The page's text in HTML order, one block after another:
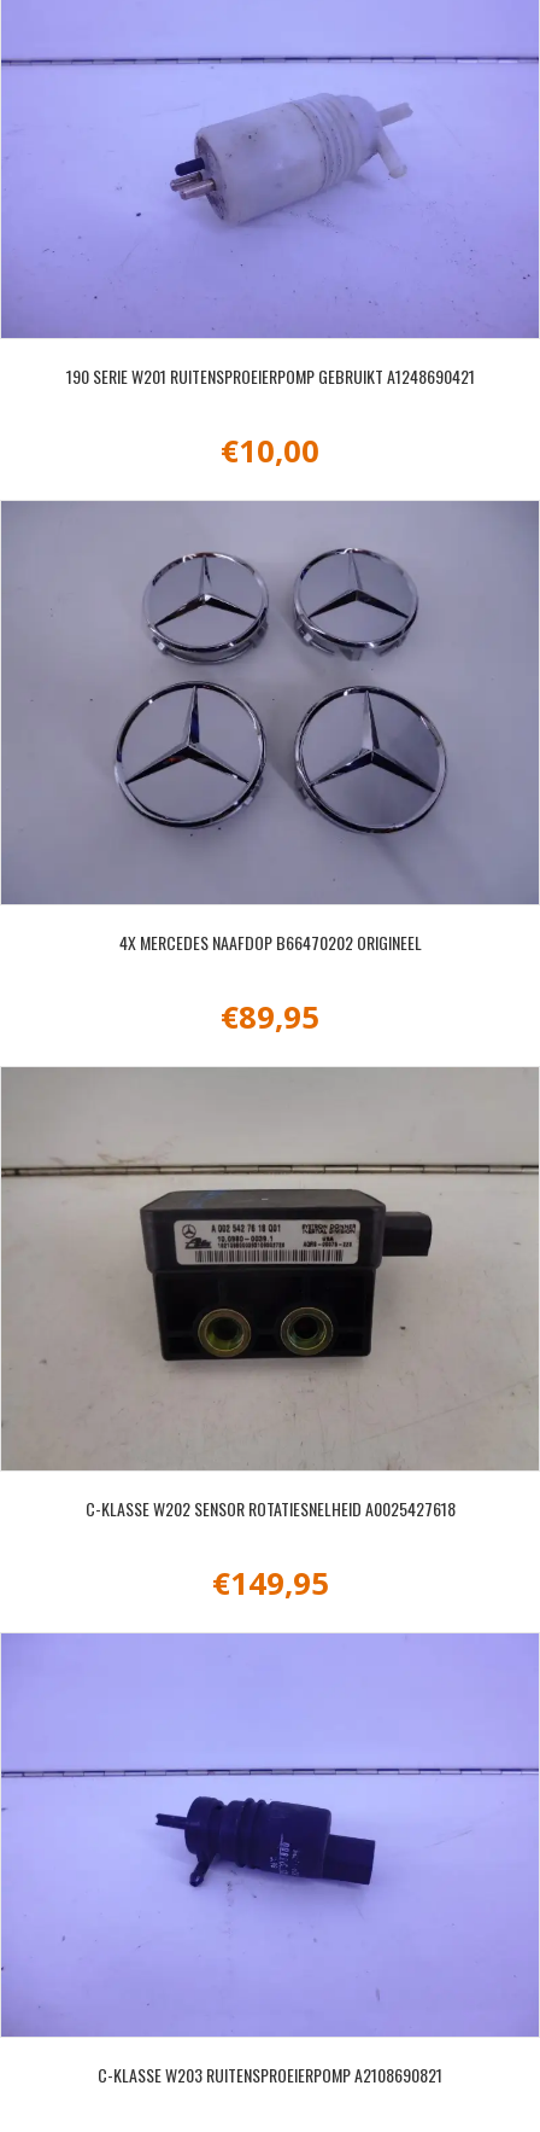
190 SERIE W201 RUITENSPROEIERPOMP GEBRUIKT A1248690421
€10,00
4X MERCEDES NAAFDOP B66470202 ORIGINEEL
€89,95
C-KLASSE W202 SENSOR ROTATIESNELHEID A0025427618
€149,95
C-KLASSE W203 RUITENSPROEIERPOMP A2108690821